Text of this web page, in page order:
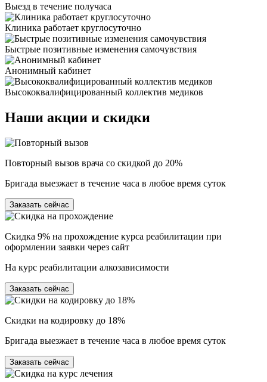
Выезд в течение получаса
Клиника работает круглосуточно
Быстрые позитивные изменения самочувствия
Анонимный кабинет
Высококвалифицированный коллектив медиков
Наши акции и скидки
Повторный вызов врача со скидкой до 20%
Бригада выезжает в течение часа в любое время суток
Заказать сейчас
Скидка 9% на прохождение курса реабилитации при
оформлении заявки через сайт
На курс реабилитации алкозависимости
Заказать сейчас
Скидки на кодировку до 18%
Бригада выезжает в течение часа в любое время суток
Заказать сейчас